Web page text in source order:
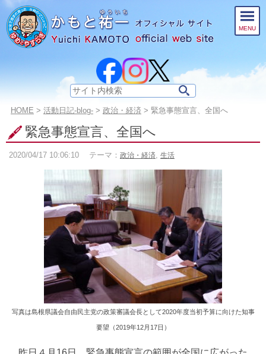
このページの本文へ
サ
ト
内
検
索:
MENU
こ
ペ
ー
ジ
HOME > 活動日記-blog- > 政治・経済 > 緊急事態宣言、全国へ
緊急事態宣言、全国へ
2020/04/17 10:06:10 テーマ： 政治・経済 生活
写真は島根県議会自由民主党の政策審議会長として2020年度当初予算に向けた知事
要望（2019年12月17日）